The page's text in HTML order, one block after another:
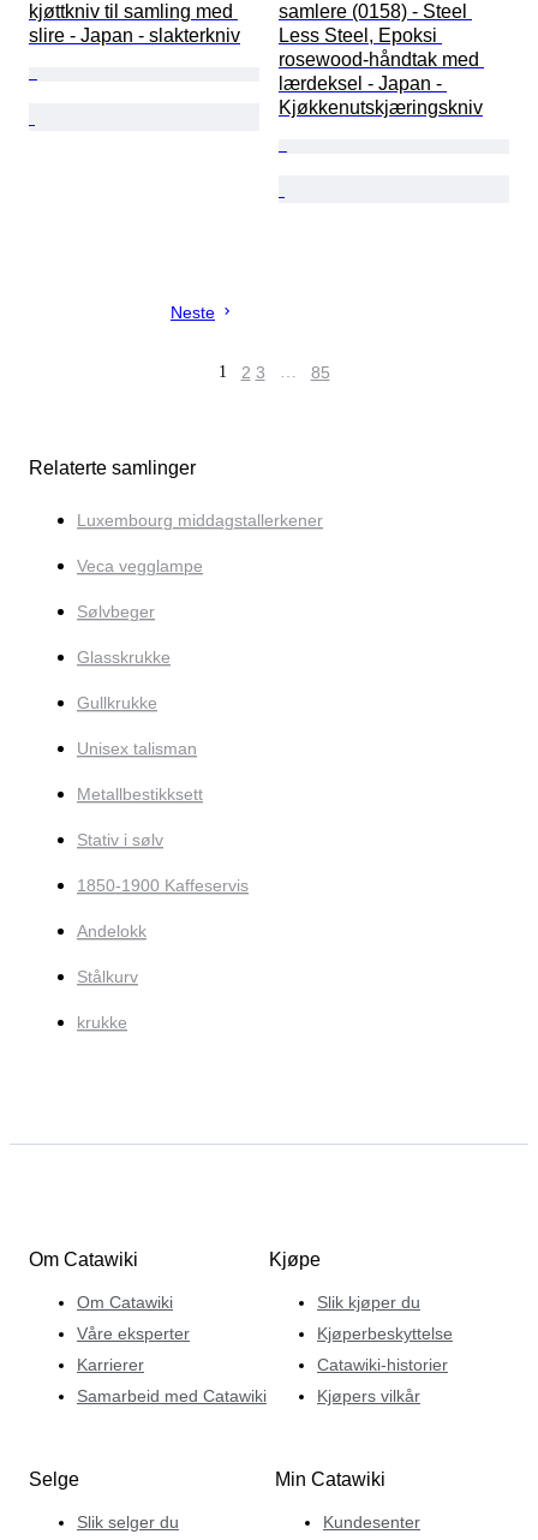
kjøttkniv til samling med
slire - Japan - slakterkniv
samlere (0158) - Steel
Less Steel, Epoksi
rosewood-håndtak med
lærdeksel - Japan -
Kjøkkenutskjæringskniv
Neste
1 2 3 … 85
Relaterte samlinger
Luxembourg middagstallerkener
Veca vegglampe
Sølvbeger
Glasskrukke
Gullkrukke
Unisex talisman
Metallbestikksett
Stativ i sølv
1850-1900 Kaffeservis
Andelokk
Stålkurv
krukke
Om Catawiki
Om Catawiki
Våre eksperter
Karrierer
Samarbeid med Catawiki
Kjøpe
Slik kjøper du
Kjøperbeskyttelse
Catawiki-historier
Kjøpers vilkår
Selge
Slik selger du
Min Catawiki
Kundesenter